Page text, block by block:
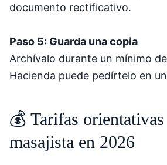
documento rectificativo.
Paso 5: Guarda una copia
Archívalo durante un mínimo
Hacienda puede pedírtelo en
💰 Tarifas
masajista en 2026